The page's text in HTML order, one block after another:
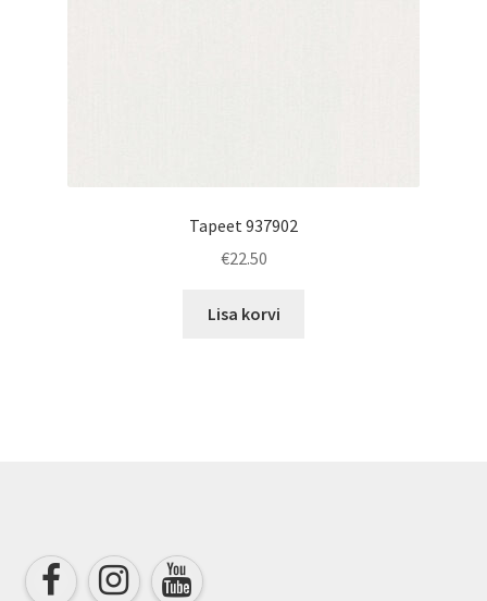
Tapeet 937902
€22.50
Lisa korvi